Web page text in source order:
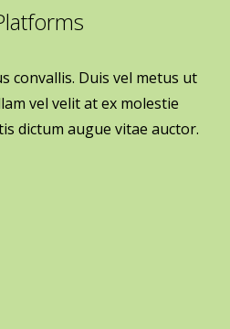
convallis. Duis vel metus ut
vel velit at ex molestie
dictum augue vitae auctor.